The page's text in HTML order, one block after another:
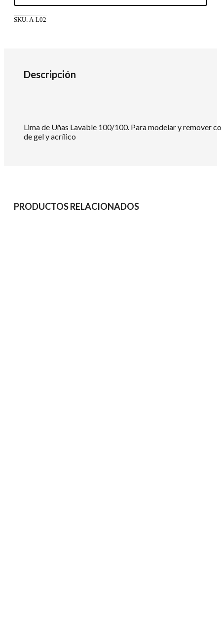
SKU: A-L02
Descripción
Lima de Uñas Lavable 100/100. Para modelar y remover
de gel y acrílico
PRODUCTOS RELACIONADOS